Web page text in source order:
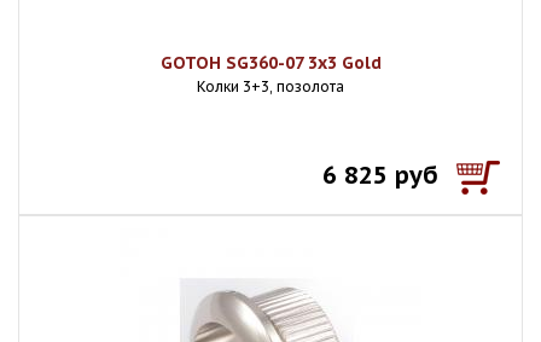
GOTOH SG360-07 3x3 Gold
Колки 3+3, позолота
6 825 руб